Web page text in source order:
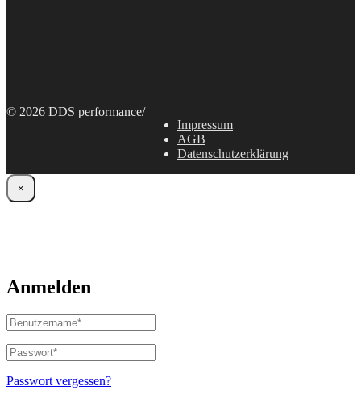
© 2026 DDS performance/
Impressum
AGB
Datenschutzerklärung
×
Anmelden
Benutzername
oder
E-
Mail-
Adresse*
Passwort*
Erforderlich
Passwort vergessen?